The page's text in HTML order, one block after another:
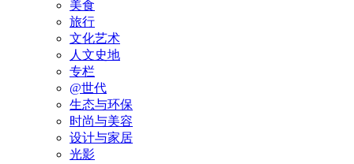
美食
旅行
文化艺术
人文史地
专栏
@世代
生态与环保
时尚与美容
设计与家居
光影